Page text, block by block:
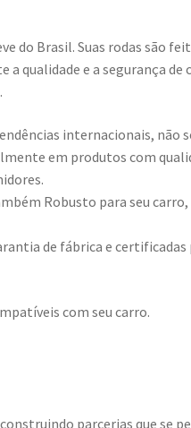
do Brasil. Suas rodas são
qualidade e a segurança de
internacionais, não
em produtos com
Robusto para seu carro,
de fábrica e
com seu carro.
parcerias que se